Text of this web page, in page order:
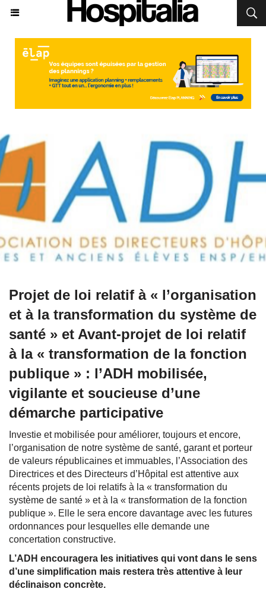
Projet de loi relatif à « l’organisation
et à la transformation du système de
santé » et Avant-projet de loi relatif
à la « transformation de la fonction
publique » : l’ADH mobilisée,
vigilante et soucieuse d’une
démarche participative
Investie et mobilisée pour améliorer, toujours et encore,
l’organisation de notre système de santé, garant et porteur
de valeurs républicaines et immuables, l’Association des
Directrices et des Directeurs d’Hôpital est attentive aux
récents projets de loi relatifs à la « transformation du
système de santé » et à la « transformation de la fonction
publique ». Elle le sera encore davantage avec les futures
ordonnances pour lesquelles elle demande une
concertation constructive.
L’ADH encouragera les initiatives qui vont dans le sens
d’une simplification mais restera très attentive à leur
déclinaison concrète.